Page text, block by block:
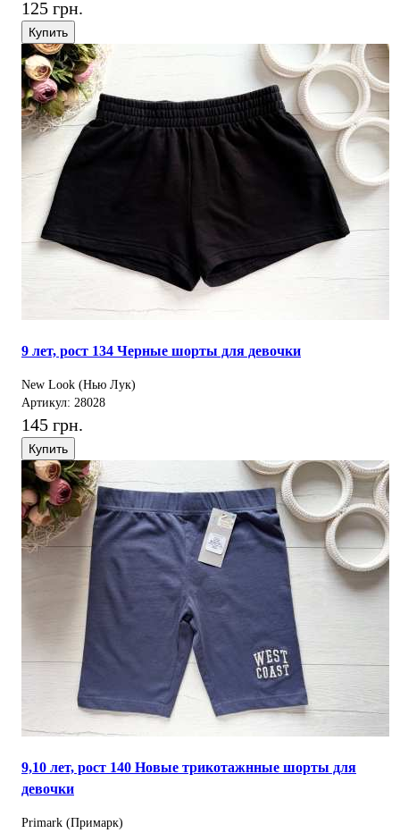
125 грн.
Купить
9 лет, рост 134 Черные шорты для девочки
New Look (Нью Лук)
Артикул: 28028
145 грн.
Купить
9,10 лет, рост 140 Новые трикотажнные шорты для
девочки
Primark (Примарк)